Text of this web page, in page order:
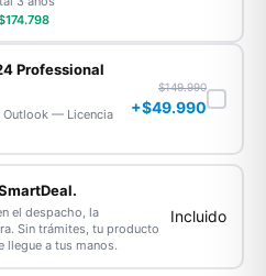
Professional
Outlook — Licencia
$149.990
+$49.990
el despacho, la
Sin trámites, tu producto
llegue a tus manos.
Incluido